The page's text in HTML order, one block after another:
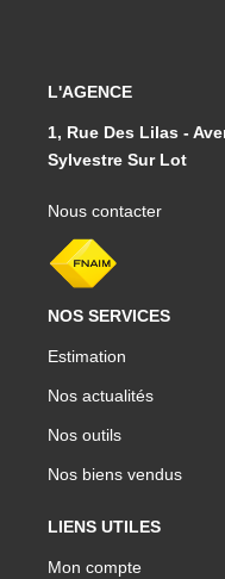
L'AGENCE
1, Rue Des Lilas -
Sylvestre Sur Lot
Nous contacter
NOS SERVICES
Estimation
Nos actualités
Nos outils
Nos biens vendus
LIENS UTILES
Mon compte